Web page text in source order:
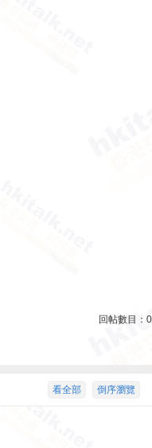
回帖數目： 0
倒序瀏覽
看全部